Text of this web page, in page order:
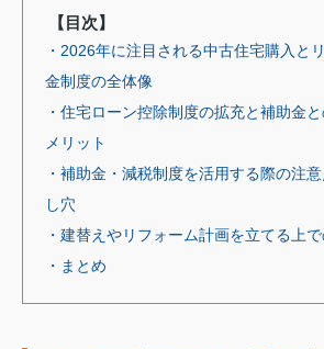
【目次】
・2026年に注目される中古住宅購入と
金制度の全体像
・住宅ローン控除制度の拡充と補助金
メリット
・補助金・減税制度を活用する際の注
し穴
・建替えやリフォーム計画を立てる上
・まとめ